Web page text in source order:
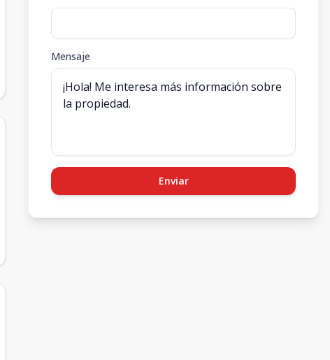
Mensaje
Enviar